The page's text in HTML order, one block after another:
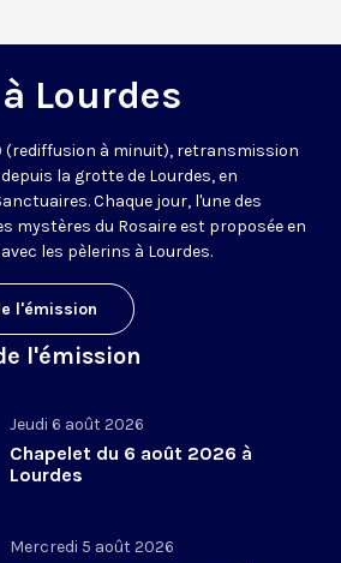
Lourdes
(rediffusion à minuit), retransmission
la grotte de Lourdes, en
Chaque jour, l'une des
mystères du Rosaire est proposée en
les pèlerins à Lourdes.
l'émission
l'émission
Jeudi 6 août 2026
Chapelet du 6 août 2026 à
Lourdes
Mercredi 5 août 2026